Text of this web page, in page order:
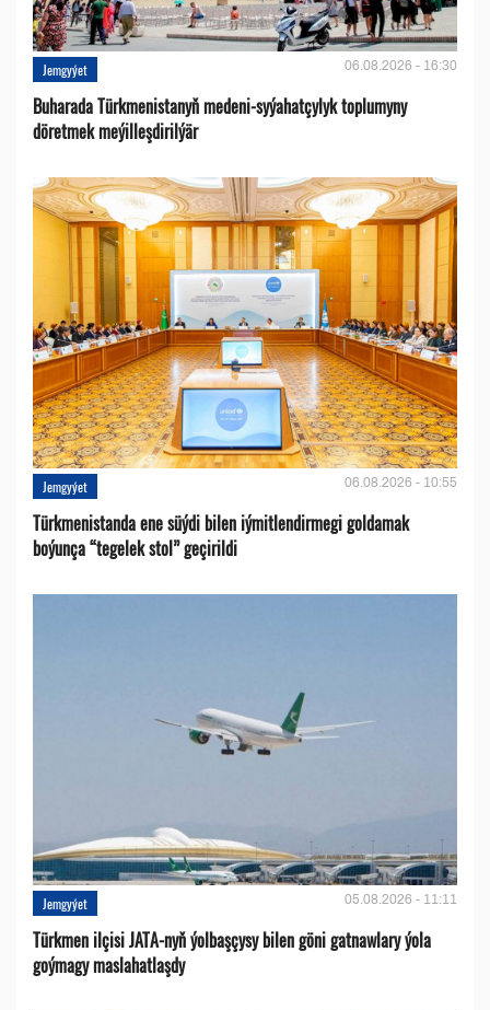
Jemgyýet 06.08.2026 - 16:30
Buharada Türkmenistanyň medeni-syýahatçylyk toplumyny
döretmek meýilleşdirilýär
Jemgyýet 06.08.2026 - 10:55
Türkmenistanda ene süýdi bilen iýmitlendirmegi goldamak
boýunça “tegelek stol” geçirildi
Jemgyýet 05.08.2026 - 11:11
Türkmen ilçisi JATA-nyň ýolbaşçysy bilen göni gatnawlary ýola
goýmagy maslahatlaşdy